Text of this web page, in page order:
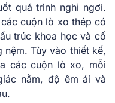
quá trình nghỉ ngơi.
cuộn lò xo thép có
trúc khoa học và cố
nệm. Tùy vào thiết kế,
các cuộn lò xo, mỗi
nằm, độ êm ái và